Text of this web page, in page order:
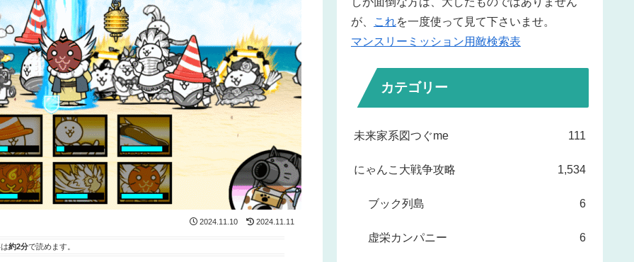
2024.11.10 2024.11.11
約2分で読めます。
が、
これを一度使って見て下さいませ。
マンスリーミッション用敵検索表
カテゴリー
未来家系図つぐme 111
にゃんこ大戦争攻略 1,534
ブック列島 6
虚栄カンパニー 6